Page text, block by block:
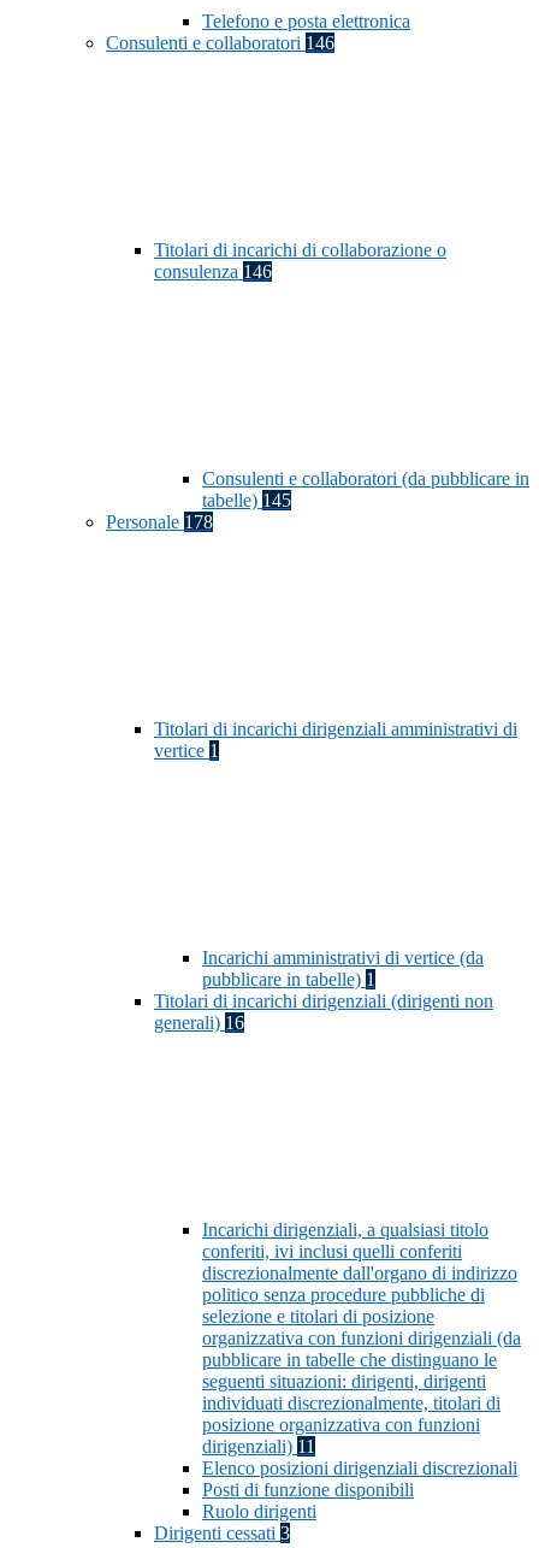
Telefono e posta elettronica
Consulenti e collaboratori 146
Titolari di incarichi di collaborazione o
consulenza 146
Consulenti e collaboratori (da pubblicare in
tabelle) 145
Personale 178
Titolari di incarichi dirigenziali amministrativi di
vertice 1
Incarichi amministrativi di vertice (da
pubblicare in tabelle) 1
Titolari di incarichi dirigenziali (dirigenti non
generali) 16
Incarichi dirigenziali, a qualsiasi titolo
conferiti, ivi inclusi quelli conferiti
discrezionalmente dall'organo di indirizzo
politico senza procedure pubbliche di
selezione e titolari di posizione
organizzativa con funzioni dirigenziali (da
pubblicare in tabelle che distinguano le
seguenti situazioni: dirigenti, dirigenti
individuati discrezionalmente, titolari di
posizione organizzativa con funzioni
dirigenziali) 11
Elenco posizioni dirigenziali discrezionali
Posti di funzione disponibili
Ruolo dirigenti
Dirigenti cessati 3